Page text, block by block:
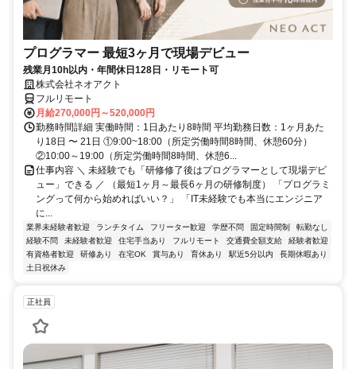
プログラマー 最短3ヶ月で現場デビュー
残業月10h以内・年間休日128日・リモート可
株式会社ネオアクト
フルリモート
月給270,000円～520,000円
勤務時間詳細 実働時間：1日あたり8時間 平均勤務日数：1ヶ月あた
り18日 〜 21日 ①9:00~18:00（所定労働時間8時間、休憩60分）
②10:00～19:00（所定労働時間8時間、休憩6...
仕事内容 ＼ 未経験でも「研修修了後はプログラマーとして現場デビ
ュー」できる ／ （最短1ヶ月～最長6ヶ月の研修制度） 「プログラミ
ングって何から始めればいい？」 「IT未経験でも本当にエンジニア
に...
業界未経験者歓迎 ランチタイム フリーター歓迎 学歴不問 固定時間制
転勤なし
経験不問
未経験者歓迎 住宅手当あり フルリモート 交通費全額支給
経験者歓迎
有資格者歓迎
研修あり 在宅OK 賞与あり 育休あり 駅近5分以内
長期休暇あり
土日祝休み
正社員